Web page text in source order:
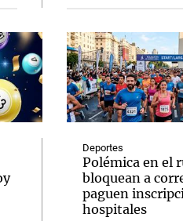
Deportes
Polémica en el
bloquean a
paguen
hospitales
El huracán de Arequito